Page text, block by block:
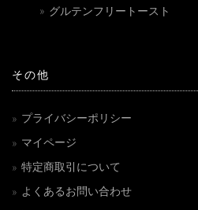
グルテンフリートースト
その他
プライバシーポリシー
マイページ
特定商取引について
よくあるお問い合わせ